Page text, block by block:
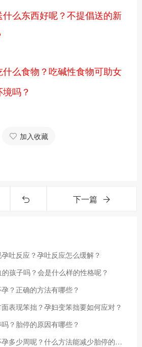
么东西好呢？不提倡送的新
么食物？吃碱性食物可助女
吗？
加入收藏
下一篇
吐反应？孕吐反应怎么缓解？
孩子吗？会是什么样的性格呢？
？正确的方法有哪些？
表现笨拙？孕妇变笨拙要如何应对？
？胎停的原因有哪些？
一般胎停会出现在怀孕多少周呢？什么方法能减少胎停的风险？